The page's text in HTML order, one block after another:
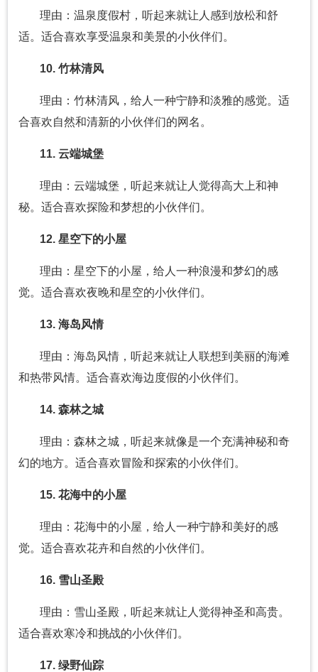
理由：温泉度假村，听起来就让人感到放松和舒
适。适合喜欢享受温泉和美景的小伙伴们。
10. 竹林清风
理由：竹林清风，给人一种宁静和淡雅的感觉。适
合喜欢自然和清新的小伙伴们的网名。
11. 云端城堡
理由：云端城堡，听起来就让人觉得高大上和神
秘。适合喜欢探险和梦想的小伙伴们。
12. 星空下的小屋
理由：星空下的小屋，给人一种浪漫和梦幻的感
觉。适合喜欢夜晚和星空的小伙伴们。
13. 海岛风情
理由：海岛风情，听起来就让人联想到美丽的海滩
和热带风情。适合喜欢海边度假的小伙伴们。
14. 森林之城
理由：森林之城，听起来就像是一个充满神秘和奇
幻的地方。适合喜欢冒险和探索的小伙伴们。
15. 花海中的小屋
理由：花海中的小屋，给人一种宁静和美好的感
觉。适合喜欢花卉和自然的小伙伴们。
16. 雪山圣殿
理由：雪山圣殿，听起来就让人觉得神圣和高贵。
适合喜欢寒冷和挑战的小伙伴们。
17. 绿野仙踪